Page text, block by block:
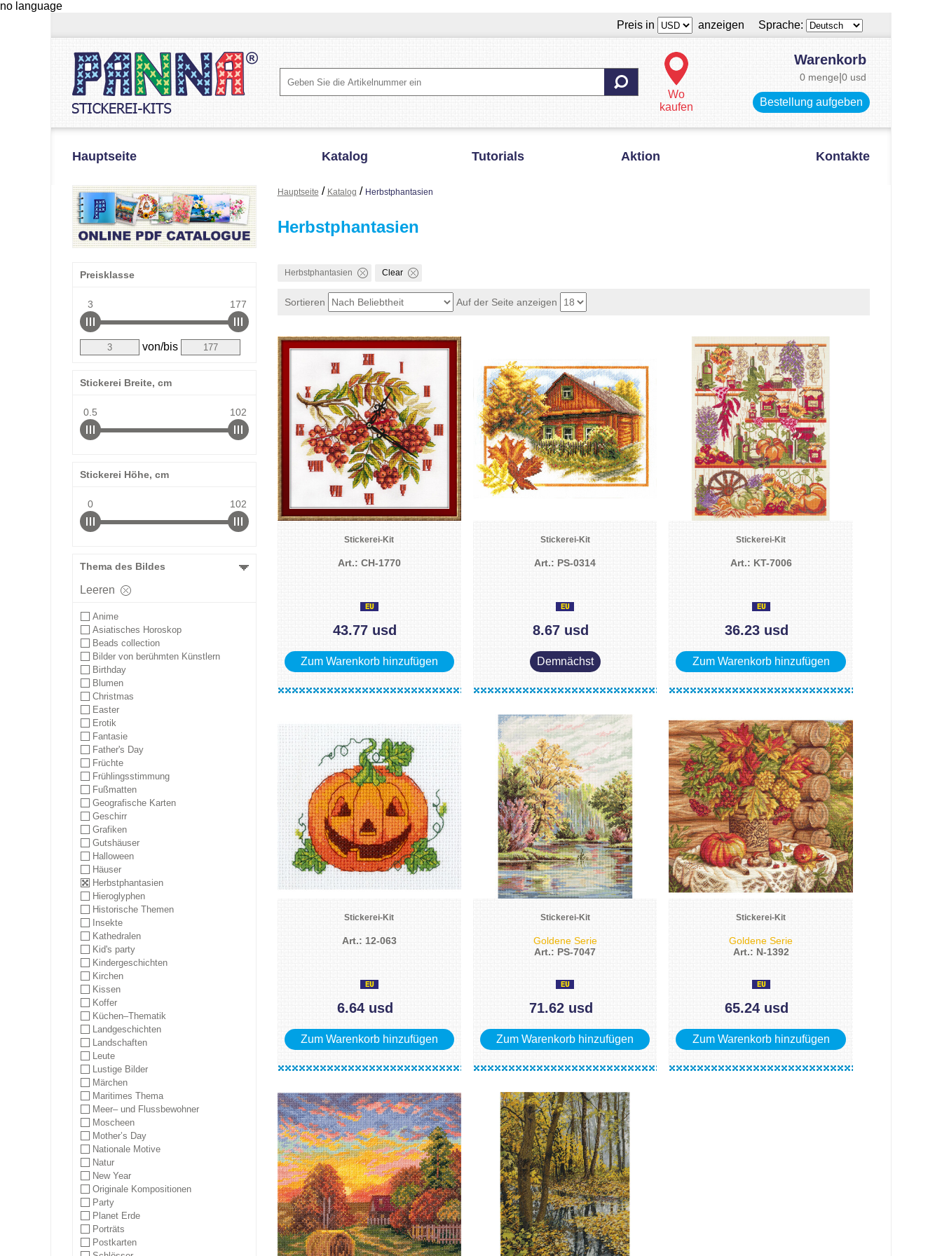
no language
Preis in
anzeigen Sprache:
Wo
kaufen
Warenkorb
0 menge 0 usd
Bestellung aufgeben
Hauptseite Katalog Tutorials Aktion Kontakte
Preisklasse
3 177
von/bis
Stickerei Breite, cm
0.5 102
Stickerei Höhe, cm
0 102
Thema des Bildes
Leeren
Anime
Asiatisches Horoskop
Beads collection
Bilder von berühmten Künstlern
Birthday
Blumen
Christmas
Easter
Erotik
Fantasie
Father's Day
Früchte
Frühlingsstimmung
Fußmatten
Geografische Karten
Geschirr
Grafiken
Gutshäuser
Halloween
Häuser
Herbstphantasien
Hieroglyphen
Historische Themen
Insekte
Kathedralen
Kid's party
Kindergeschichten
Kirchen
Kissen
Koffer
Küchen–Thematik
Landgeschichten
Landschaften
Leute
Lustige Bilder
Märchen
Maritimes Thema
Meer– und Flussbewohner
Moscheen
Mother’s Day
Nationale Motive
Natur
New Year
Originale Kompositionen
Party
Planet Erde
Porträts
Postkarten
Hauptseite / Katalog / Herbstphantasien
Herbstphantasien
Herbstphantasien Clear
Sortieren Auf der Seite anzeigen
Stickerei-Kit
Art.: CH-1770
43.77 usd
Zum Warenkorb hinzufügen
Stickerei-Kit
Art.: PS-0314
8.67 usd
Demnächst
Stickerei-Kit
Art.: KT-7006
36.23 usd
Zum Warenkorb hinzufügen
Stickerei-Kit
Art.: 12-063
6.64 usd
Zum Warenkorb hinzufügen
Stickerei-Kit
Goldene Serie
Art.: PS-7047
71.62 usd
Zum Warenkorb hinzufügen
Stickerei-Kit
Goldene Serie
Art.: N-1392
65.24 usd
Zum Warenkorb hinzufügen